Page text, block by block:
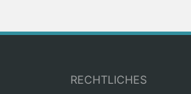
RECHTLICHES